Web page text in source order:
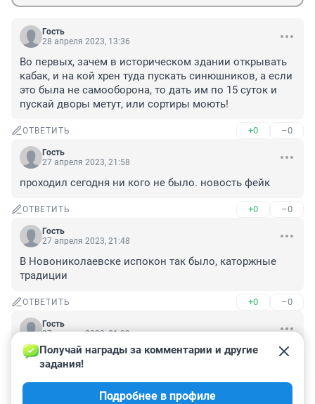
Гость
28 апреля 2023, 13:36
Во первых, зачем в историческом здании открывать
кабак, и на кой хрен туда пускать синюшников, а если
это была не самооборона, то дать им по 15 суток и
пускай дворы метут, или сортиры моють!
ОТВЕТИТЬ +0 –0
Гость
27 апреля 2023, 21:58
проходил сегодня ни кого не было. новость фейк
ОТВЕТИТЬ +0 –0
Гость
27 апреля 2023, 21:48
В Новониколаевске испокон так было, каторжные
традиции
ОТВЕТИТЬ +0 –0
Гость
27 апреля 2023, 21:39
Нгс. Замените "читательницей Екатериной" авторку.
Во-первых, она использует букву "ё", во-вторых не
стремается того, что ходит по кабакам посередь
рабочего дня. Да и слог у неё приятнее.
Получай награды за комментарии и другие
задания!
Подробнее в профиле